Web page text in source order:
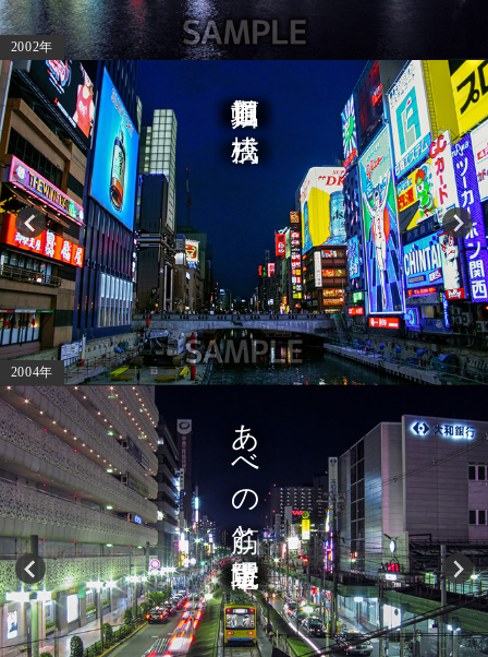
2002年
道頓堀川と戎橋
2004年
あべの筋と阪堺電車